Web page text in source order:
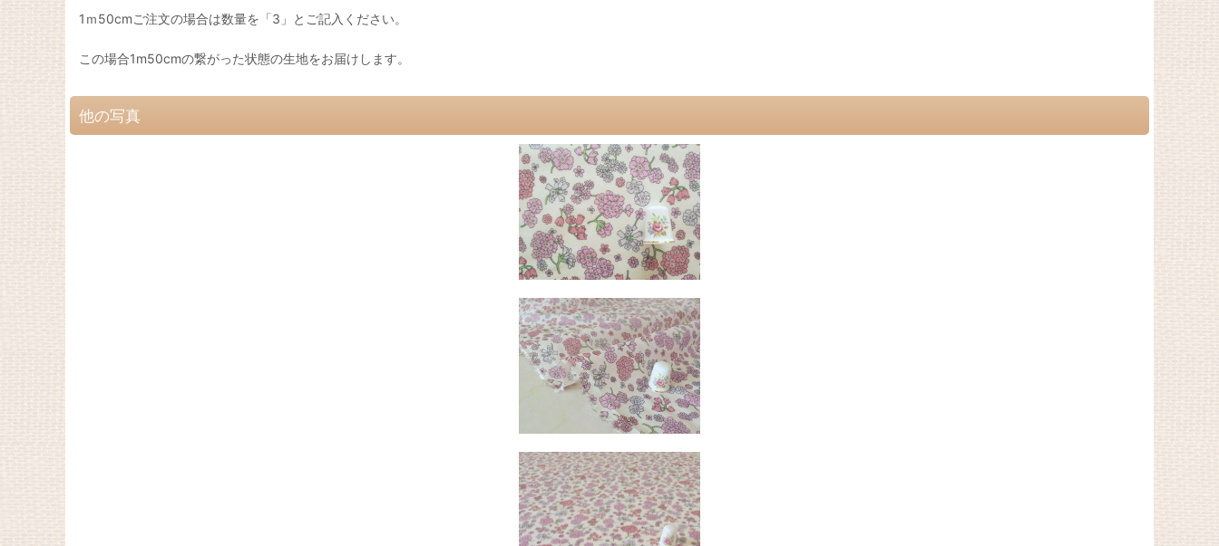
1ｍ50cmご注文の場合は数量を「3」とご記入ください。
この場合1m50cmの繋がった状態の生地をお届けします。
他の写真